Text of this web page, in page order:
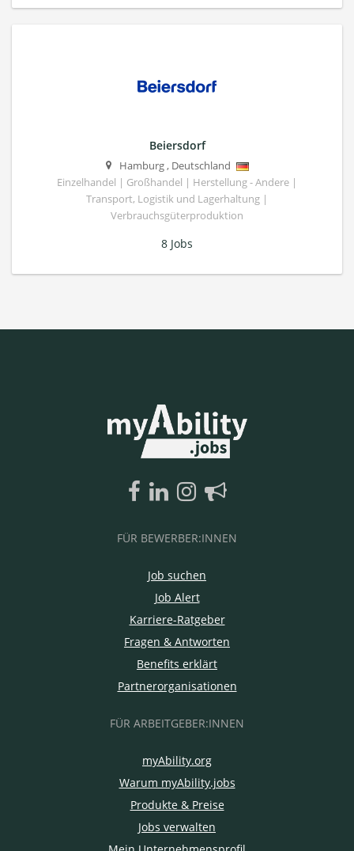
Beiersdorf
Hamburg, Deutschland
Einzelhandel | Großhandel | Herstellung - Andere |
Transport, Logistik und Lagerhaltung |
Verbrauchsgüterproduktion
8 Jobs
FÜR BEWERBER:INNEN
Job suchen
Job Alert
Karriere-Ratgeber
Fragen & Antworten
Benefits erklärt
Partnerorganisationen
FÜR ARBEITGEBER:INNEN
myAbility.org
Warum myAbility.jobs
Produkte & Preise
Jobs verwalten